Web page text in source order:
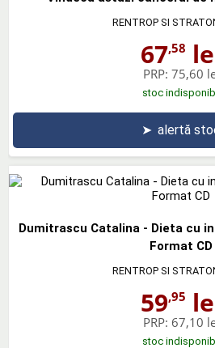
RENTROP SI
67,58
PRP: 75,60
stoc
➤ alertă
Dumitrascu Catalina - Dieta cu
Format CD
RENTROP SI
59,95
PRP: 67,10
stoc